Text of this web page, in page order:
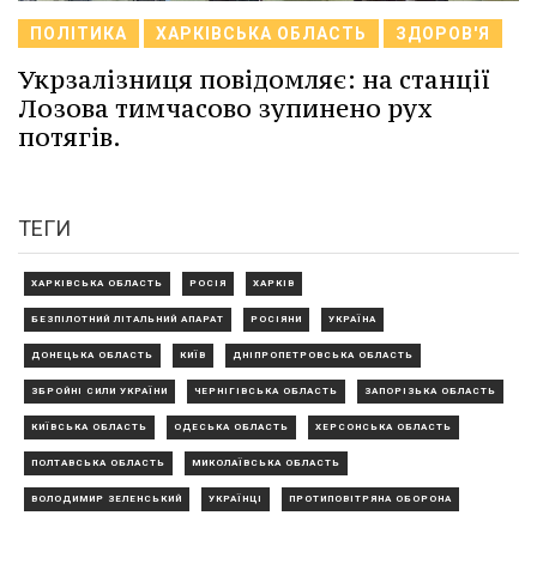
ПОЛІТИКА ХАРКІВСЬКА ОБЛАСТЬ ЗДОРОВ'Я
Укрзалізниця повідомляє: на станції
Лозова тимчасово зупинено рух
потягів.
ТЕГИ
ХАРКІВСЬКА ОБЛАСТЬ РОСІЯ ХАРКІВ
БЕЗПІЛОТНИЙ ЛІТАЛЬНИЙ АПАРАТ РОСІЯНИ УКРАЇНА
ДОНЕЦЬКА ОБЛАСТЬ КИЇВ ДНІПРОПЕТРОВСЬКА ОБЛАСТЬ
ЗБРОЙНІ СИЛИ УКРАЇНИ ЧЕРНІГІВСЬКА ОБЛАСТЬ ЗАПОРІЗЬКА ОБЛАСТЬ
КИЇВСЬКА ОБЛАСТЬ ОДЕСЬКА ОБЛАСТЬ ХЕРСОНСЬКА ОБЛАСТЬ
ПОЛТАВСЬКА ОБЛАСТЬ МИКОЛАЇВСЬКА ОБЛАСТЬ
ВОЛОДИМИР ЗЕЛЕНСЬКИЙ УКРАЇНЦІ ПРОТИПОВІТРЯНА ОБОРОНА